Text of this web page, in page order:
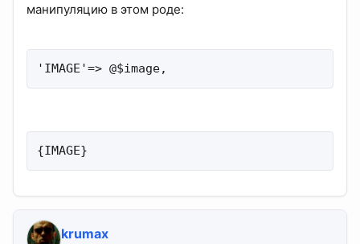
манипуляцию в этом роде:
'IMAGE'=> @$image,
{IMAGE}
krumax